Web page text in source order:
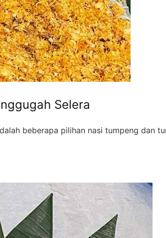
Selera
beberapa pilihan nasi tumpeng dan